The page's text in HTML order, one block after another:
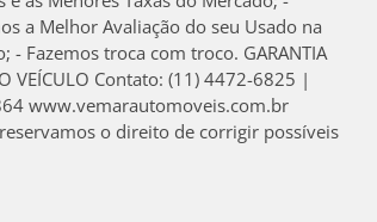
a Melhor Avaliação do seu Usado na
- Fazemos troca com troco. GARANTIA
VEÍCULO Contato: (11) 4472-6825 |
www.vemarautomoveis.com.br
o direito de corrigir possíveis